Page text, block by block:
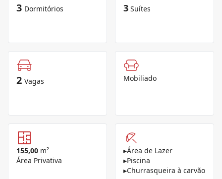
3 Dormitórios 3 Suítes
2 Vagas Mobiliado
155,00 m²
Área Privativa
▸Área de Lazer
▸Piscina
▸Churrasqueira à carvão